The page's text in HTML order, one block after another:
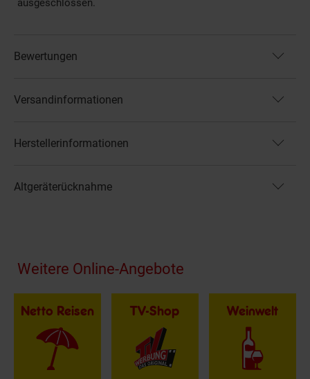
ausgeschlossen.
Bewertungen
Versandinformationen
Herstellerinformationen
Altgeräterücknahme
Fußzeile
Weitere Online-Angebote
Netto Reisen TV-Shop Weinwelt